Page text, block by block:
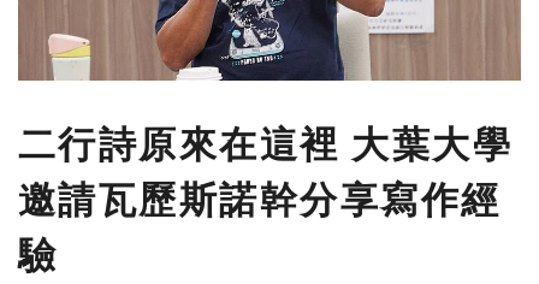
二行詩原來在這裡 大葉大學
邀請瓦歷斯諾幹分享寫作經
驗